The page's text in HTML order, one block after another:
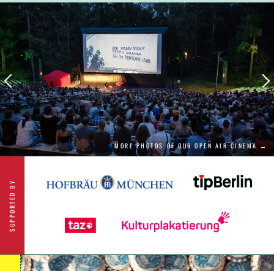
Jahr 2025 katapultiert. Plötzlich sind die
Rollen neu verteilt.
Mit rotzfrechem Humor, präzisem Sarkasmus
und herrlicher Situationskomik nimmt der Film
die Heilsversprechen unserer Gegenwart aufs
Korn und erzählt von der wunderbaren
Relativität der Geschichte.
MORE PHOTOS OF OUR OPEN AIR CINEMA →
SUPPORTED BY